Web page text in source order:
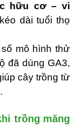
hữu cơ – vi
dài tuổi thọ
số mô hình thử
đã dùng GA3,
cây trồng từ
trồng măng